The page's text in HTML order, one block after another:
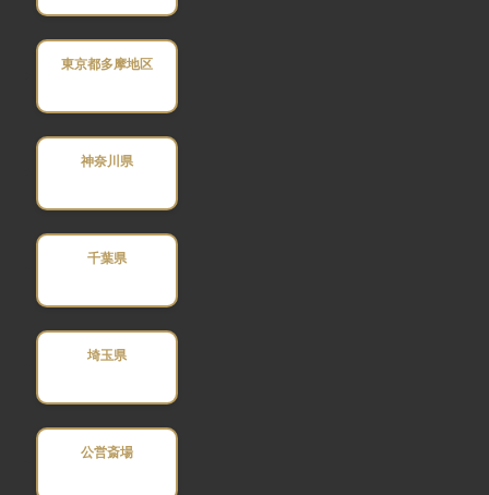
東京都多摩地区
神奈川県
千葉県
埼玉県
公営斎場